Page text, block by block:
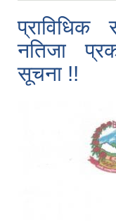
नतिजा
सूचना !!